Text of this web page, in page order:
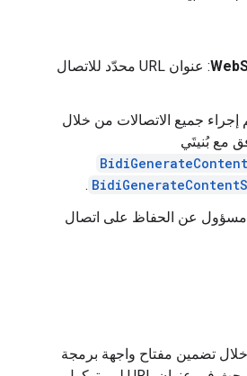
: عنوان URL محدّد للاتصال
إجراء جميع الاتصالات من خلال
.
مسؤول عن الحفاظ على اتصال
تضمين مفتاح واجهة برمجة